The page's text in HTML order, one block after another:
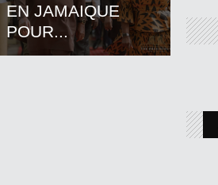
EN JAMAIQUE
POUR...